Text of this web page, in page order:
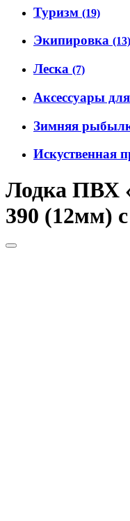
Туризм (19)
Экипировка (13)
Леска (7)
Аксессуары
Зимняя
Искуственная
Лодка ПВХ
390 (12мм)